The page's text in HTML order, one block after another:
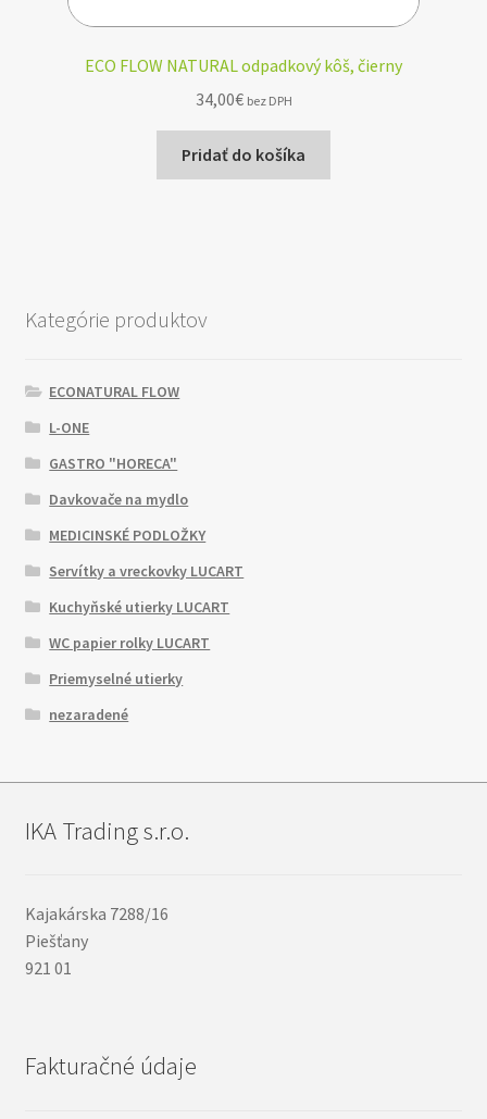
ECO FLOW NATURAL odpadkový kôš, čierny
34,00€ bez DPH
Pridať do košíka
Kategórie produktov
ECONATURAL FLOW
L-ONE
GASTRO "HORECA"
Davkovače na mydlo
MEDICINSKÉ PODLOŽKY
Servítky a vreckovky LUCART
Kuchyňské utierky LUCART
WC papier rolky LUCART
Priemyselné utierky
nezaradené
IKA Trading s.r.o.
Kajakárska 7288/16
Piešťany
921 01
Fakturačné údaje